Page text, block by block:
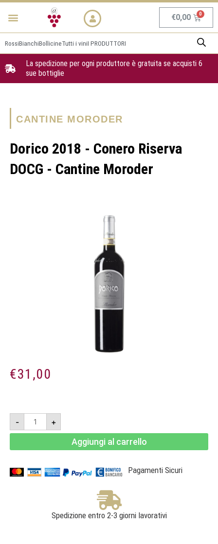
Vai
Menu €0,00
RossiBianchiBollicineTutti i viniI PRODUTTORI
La spedizione per ogni produttore è gratuita se acquisti 6
sue bottiglie
CANTINE MORODER
Dorico 2018 - Conero Riserva
DOCG - Cantine Moroder
€31,00
-
Dorico
2018
-
Conero
Moroder
quantità
+
Aggiungi al carrello
Pagamenti Sicuri
Spedizione entro 2-3 giorni lavorativi